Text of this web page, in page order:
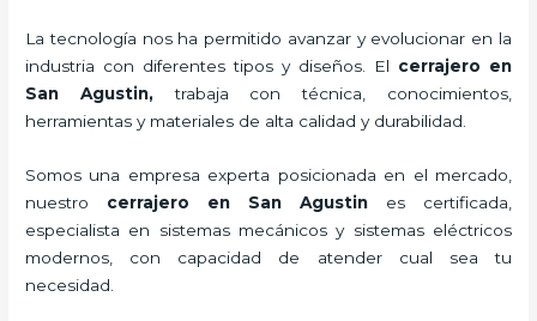
La tecnología nos ha permitido avanzar y evolucionar en la
industria con diferentes tipos y diseños. El cerrajero en
San Agustin,trabaja con técnica, conocimientos,
herramientas y materiales de alta calidad y durabilidad.
Somos una empresa experta posicionada en el mercado,
nuestro cerrajero en San Agustines certificada,
especialista en sistemas mecánicos y sistemas eléctricos
modernos, con capacidad de atender cual sea tu
necesidad.